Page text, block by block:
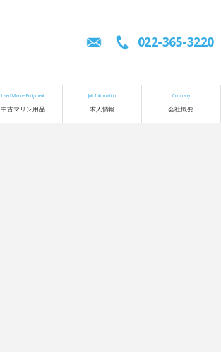
022-365-3220
Used Marine Equipment
中古マリン用品
Job Information
求人情報
Company
会社概要